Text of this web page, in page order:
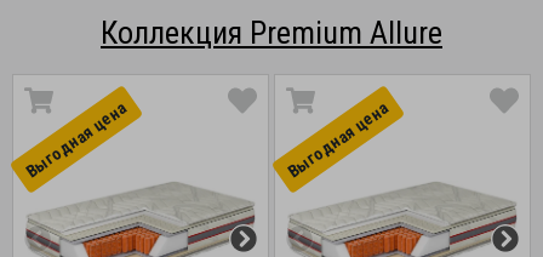
Коллекция Premium Allure
Выгоднaя цена Выгоднaя цена